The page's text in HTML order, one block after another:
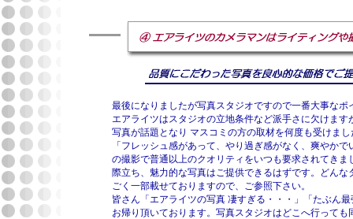
最後になりましたが写真スタジオですので一番大事な
エアライツはスタジオの立地条件など派手さに欠けま
写真が話題となり マスコミの方の取材を何度も受けま
「フレッシュ感があって、やり過ぎ感がなく、爽やか
の撮影で普通以上のクオリティをいつも要求されてき
際立ち、魅力的な写真はご提供できるはずです。どん
ごく一部載せておりますので、ご参照下さい。
皆さん「エアライツの写真 凄すぎる・・・」「たぶん
お帰り頂いております。写真スタジオはどこへ行って